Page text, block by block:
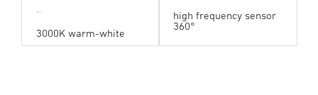
3000K warm-white
high frequency sensor
360°